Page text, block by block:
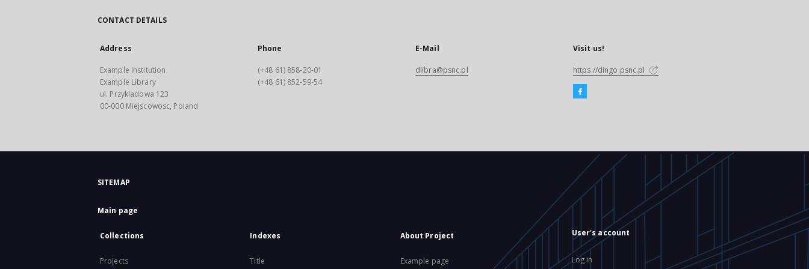
CONTACT DETAILS
Address
Example Institution
Example Library
ul. Przykladowa 123
00-000 Miejscowosc, Poland
Phone
(+48 61) 858-20-01
(+48 61) 852-59-54
E-Mail
dlibra@psnc.pl
Visit us!
https://dingo.psnc.pl
SITEMAP
Main page
Collections
Projects
Indexes
Title
About Project
Example page
User's account
Log in